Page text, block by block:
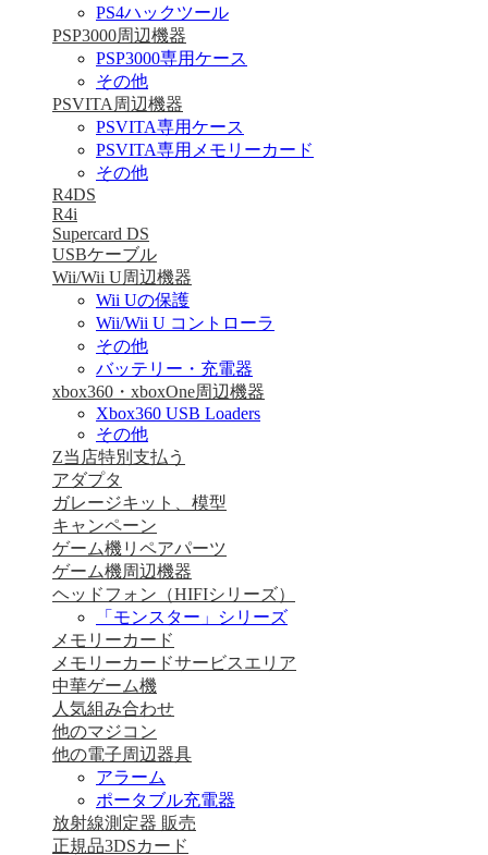
PS4ハックツール
PSP3000周辺機器
PSP3000専用ケース
その他
PSVITA周辺機器
PSVITA専用ケース
PSVITA専用メモリーカード
その他
R4DS
R4i
Supercard DS
USBケーブル
Wii/Wii U周辺機器
Wii Uの保護
Wii/Wii U コントローラ
その他
バッテリー・充電器
xbox360・xboxOne周辺機器
Xbox360 USB Loaders
その他
Z当店特別支払う
アダプタ
ガレージキット、模型
キャンペーン
ゲーム機リペアパーツ
ゲーム機周辺機器
ヘッドフォン（HIFIシリーズ）
「モンスター」シリーズ
メモリーカード
メモリーカードサービスエリア
中華ゲーム機
人気組み合わせ
他のマジコン
他の電子周辺器具
アラーム
ポータブル充電器
放射線測定器 販売
正規品3DSカード